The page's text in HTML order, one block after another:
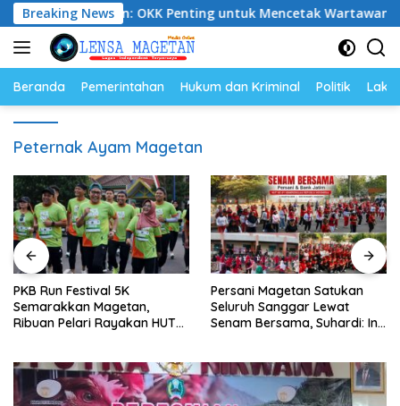
Langsung
ke
konten
Breaking News
Magetan: OKK Penting untuk Mencetak Wartawan
Beranda Pemerintahan Hukum dan Kriminal Politik
Peternak Ayam Magetan
PKB Run Festival 5K
Semarakkan Magetan,
Ribuan Pelari Rayakan HUT
Persani Magetan Satukan
Seluruh Sanggar Lewat
Senam Bersama, Suhardi: Ini